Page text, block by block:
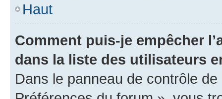
Haut
Comment puis-je empêcher
dans la liste des utilisateurs
Dans le panneau de contrôle